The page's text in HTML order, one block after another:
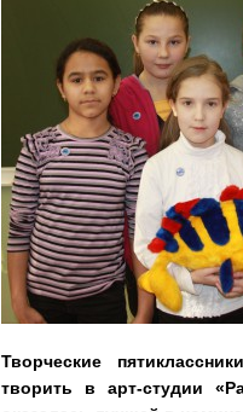
Творческие
творить в арт-студии